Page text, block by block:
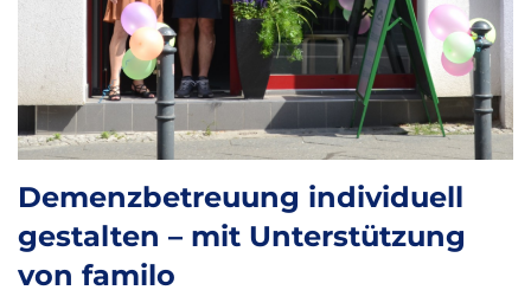
Demenzbetreuung individuell
gestalten – mit Unterstützung
von familo